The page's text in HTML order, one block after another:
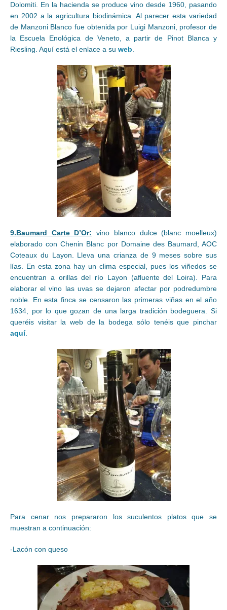
Dolomiti. En la hacienda se produce vino desde 1960, pasando
en 2002 a la agricultura biodinámica. Al parecer esta variedad
de Manzoni Blanco fue obtenida por Luigi Manzoni, profesor de
la Escuela Enológica de Veneto, a partir de Pinot Blanca y
Riesling. Aquí está el enlace a su web.
9.Baumard Carte D’Or: vino blanco dulce (blanc moelleux)
elaborado con Chenin Blanc por Domaine des Baumard, AOC
Coteaux du Layon. Lleva una crianza de 9 meses sobre sus
lías. En esta zona hay un clima especial, pues los viñedos se
encuentran a orillas del río Layon (afluente del Loira). Para
elaborar el vino las uvas se dejaron afectar por podredumbre
noble. En esta finca se censaron las primeras viñas en el año
1634, por lo que gozan de una larga tradición bodeguera. Si
queréis visitar la web de la bodega sólo tenéis que pinchar
aquí.
Para cenar nos prepararon los suculentos platos que se
muestran a continuación:
-Lacón con queso